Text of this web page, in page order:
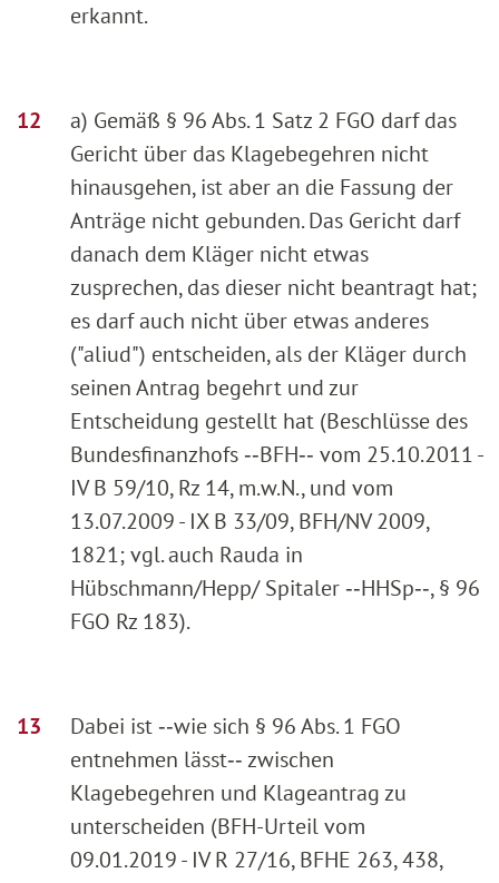
erkannt.
a) Gemäß § 96 Abs. 1 Satz 2 FGO darf das
Gericht über das Klagebegehren nicht
hinausgehen, ist aber an die Fassung der
Anträge nicht gebunden. Das Gericht darf
danach dem Kläger nicht etwas
zusprechen, das dieser nicht beantragt hat;
es darf auch nicht über etwas anderes
("aliud") entscheiden, als der Kläger durch
seinen Antrag begehrt und zur
Entscheidung gestellt hat (Beschlüsse des
Bundesfinanzhofs ‑‑BFH‑‑ vom 25.10.2011 -
IV B 59/10, Rz 14, m.w.N., und vom
13.07.2009 - IX B 33/09, BFH/NV 2009,
1821; vgl. auch Rauda in
Hübschmann/Hepp/ Spitaler ‑‑HHSp‑‑, § 96
FGO Rz 183).
Dabei ist ‑‑wie sich § 96 Abs. 1 FGO
entnehmen lässt‑‑ zwischen
Klagebegehren und Klageantrag zu
unterscheiden (BFH-Urteil vom
09.01.2019 - IV R 27/16, BFHE 263, 438,